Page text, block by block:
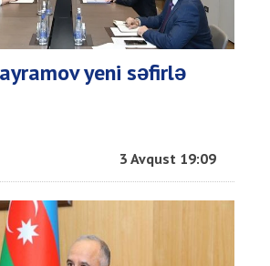
yeni səfirlə
3 Avqust 19:09